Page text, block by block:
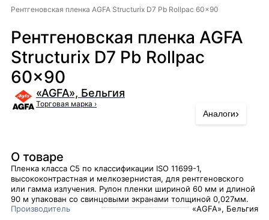
Рентгеновская пленка AGFA Structurix D7 Pb Rollpac 60x90
Рентгеновская пленка AGFA
Structurix D7 Pb Rollpac
60x90
«AGFA», Бельгия
Торговая марка ›
Аналоги›
О товаре
Пленка класса С5 по классификации ISO 11699-1,
высококонтрастная и мелкозернистая, для рентгеновского
или гамма излучения. Рулон пленки шириной 60 мм и длиной
90 м упакован со свинцовыми экранами толщиной 0,027мм.
Производитель
«AGFA», Бельгия